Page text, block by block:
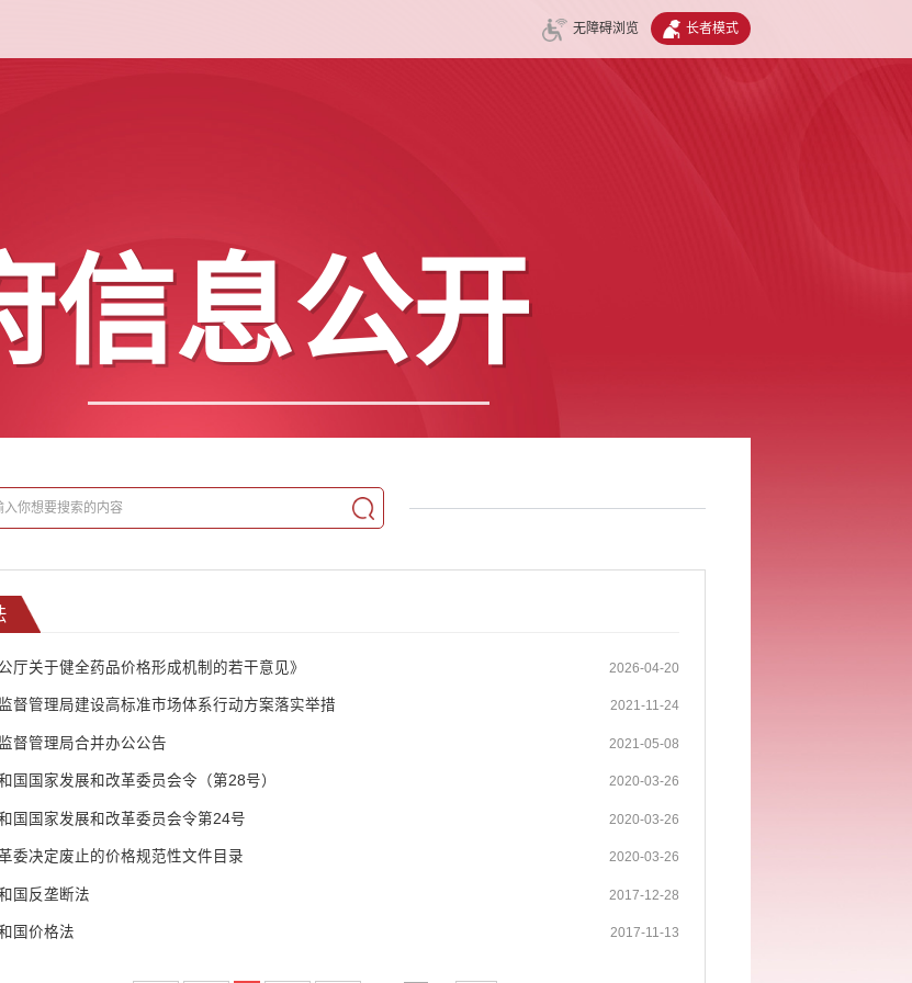
无障碍浏览 长者模式
信息公开
厅关于健全药品价格形成机制的若干意见》 2026-04-20
督管理局建设高标准市场体系行动方案落实举措 2021-11-24
督管理局合并办公公告 2021-05-08
国国家发展和改革委员会令（第28号） 2020-03-26
国国家发展和改革委员会令第24号 2020-03-26
委决定废止的价格规范性文件目录 2020-03-26
国反垄断法 2017-12-28
国价格法 2017-11-13